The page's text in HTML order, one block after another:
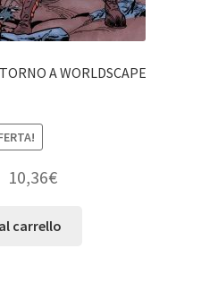
A WORLDSCAPE
10,36€
carrello